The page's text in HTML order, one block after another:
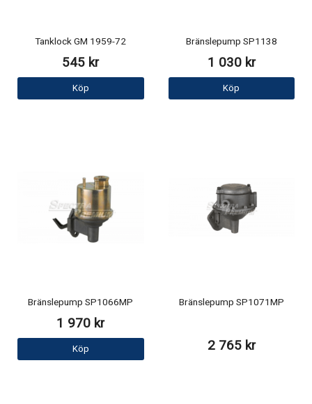
Tanklock GM 1959-72
545 kr
Köp
Bränslepump SP1138
1 030 kr
Köp
Bränslepump SP1066MP
1 970 kr
Köp
Bränslepump SP1071MP
2 765 kr